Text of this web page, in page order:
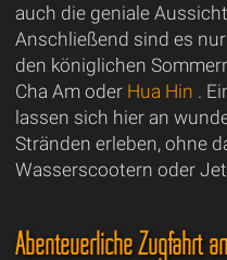
auch die geniale
Anschließend sind es
den königlichen
Cha Am oder Hua Hin .
lassen sich hier an
Stränden erleben, ohne
Wasserscootern oder
Abenteuerliche Zugfahrt